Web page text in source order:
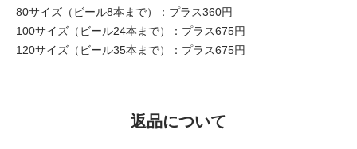
80サイズ（ビール8本まで）：プラス360円
100サイズ（ビール24本まで）：プラス675円
120サイズ（ビール35本まで）：プラス675円
返品について